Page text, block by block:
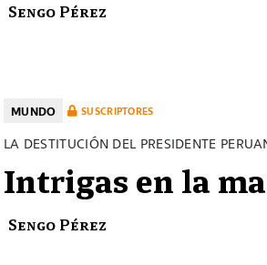
Sengo Pérez
MUNDO SUSCRIPTORES
LA DESTITUCIÓN DEL PRESIDENTE
Intrigas en la
Sengo Pérez